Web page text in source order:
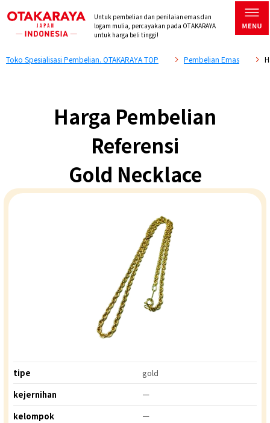
Untuk pembelian dan penilaian emas dan
logam mulia, percayakan pada OTAKARAYA
untuk harga beli tinggi!
Toko Spesialisasi Pembelian. OTAKARAYA TOP Pembelian Emas
Harga Pembelian
Referensi
Gold Necklace
tipe
gold
kejernihan
ー
kelompok
ー